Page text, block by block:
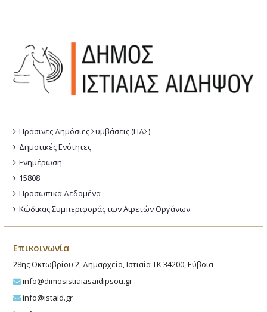
Πράσινες Δημόσιες Συμβάσεις (ΠΔΣ)
Δημοτικές Ενότητες
Ενημέρωση
15808
Προσωπικά Δεδομένα
Κώδικας Συμπεριφοράς των Αιρετών Οργάνων
Επικοινωνία
28ης Οκτωβρίου 2, Δημαρχείο, Ιστιαία ΤΚ 34200, Εύβοια
info@dimosistiaiasaidipsou.gr
info@istaid.gr